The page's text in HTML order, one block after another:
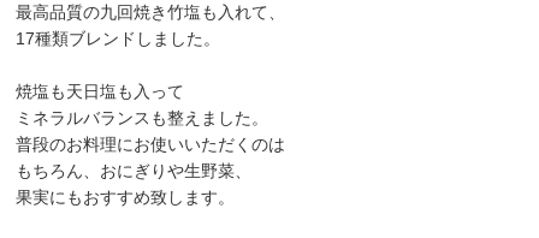
最高品質の九回焼き竹塩も入れて、
17種類ブレンドしました。
焼塩も天日塩も入って
ミネラルバランスも整えました。
普段のお料理にお使いいただくのは
もちろん、おにぎりや生野菜、
果実にもおすすめ致します。